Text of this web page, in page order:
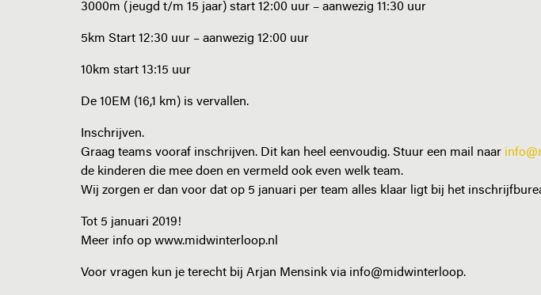
3000m (jeugd t/m 15 jaar) start 12:00 uur – aanwezig 11:30 uur
5km Start 12:30 uur – aanwezig 12:00 uur
10km start 13:15 uur
De 10EM (16,1 km) is vervallen.
Inschrijven.
Graag teams vooraf inschrijven. Dit kan heel eenvoudig. Stuur een mail naar
de kinderen die mee doen en vermeld ook even welk team.
Wij zorgen er dan voor dat op 5 januari per team alles klaar ligt bij het
Tot 5 januari 2019!
Meer info op www.midwinterloop.nl
Voor vragen kun je terecht bij Arjan Mensink via info@midwinterloop.